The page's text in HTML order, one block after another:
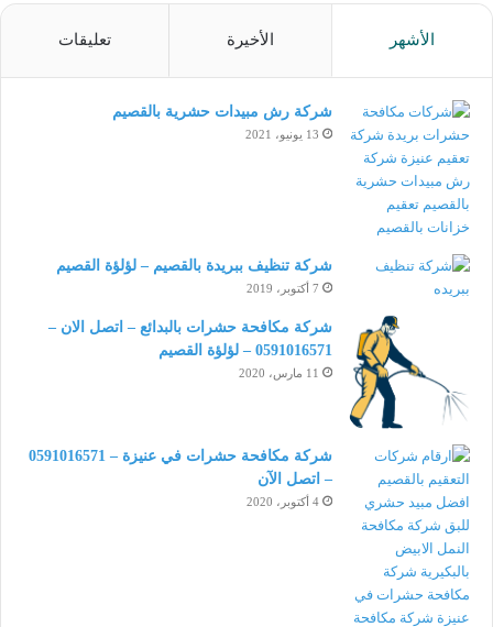
الأشهر الأخيرة تعليقات
شركة رش مبيدات حشرية بالقصيم
13 يونيو، 2021
شركة تنظيف ببريدة بالقصيم – لؤلؤة القصيم
7 أكتوبر، 2019
شركة مكافحة حشرات بالبدائع – اتصل الان –
0591016571 – لؤلؤة القصيم
11 مارس، 2020
شركة مكافحة حشرات في عنيزة – 0591016571
– اتصل الآن
4 أكتوبر، 2020